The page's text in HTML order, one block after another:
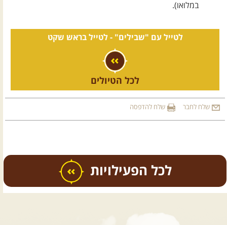
במלואו).
לטייל עם "שבילים" -לטייל בראש שקט
לכל הטיולים
שלח לחבר שלח להדפסה
כל הפעילויות
טיולים מודרכים בארץ